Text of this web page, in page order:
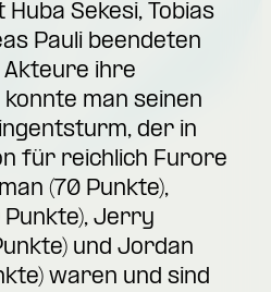
Sekesi, Tobias
Pauli beendeten
ihre
man seinen
der in
für reichlich Furore
(70 Punkte),
Punkte), Jerry
und Jordan
waren und sind